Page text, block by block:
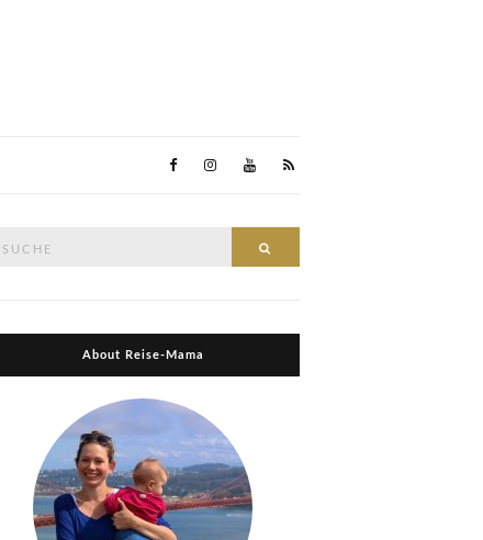
About Reise-Mama